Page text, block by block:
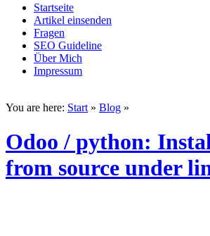
Startseite
Artikel einsenden
Fragen
SEO Guideline
Über Mich
Impressum
You are here: Start » Blog »
Odoo / python:
from source under